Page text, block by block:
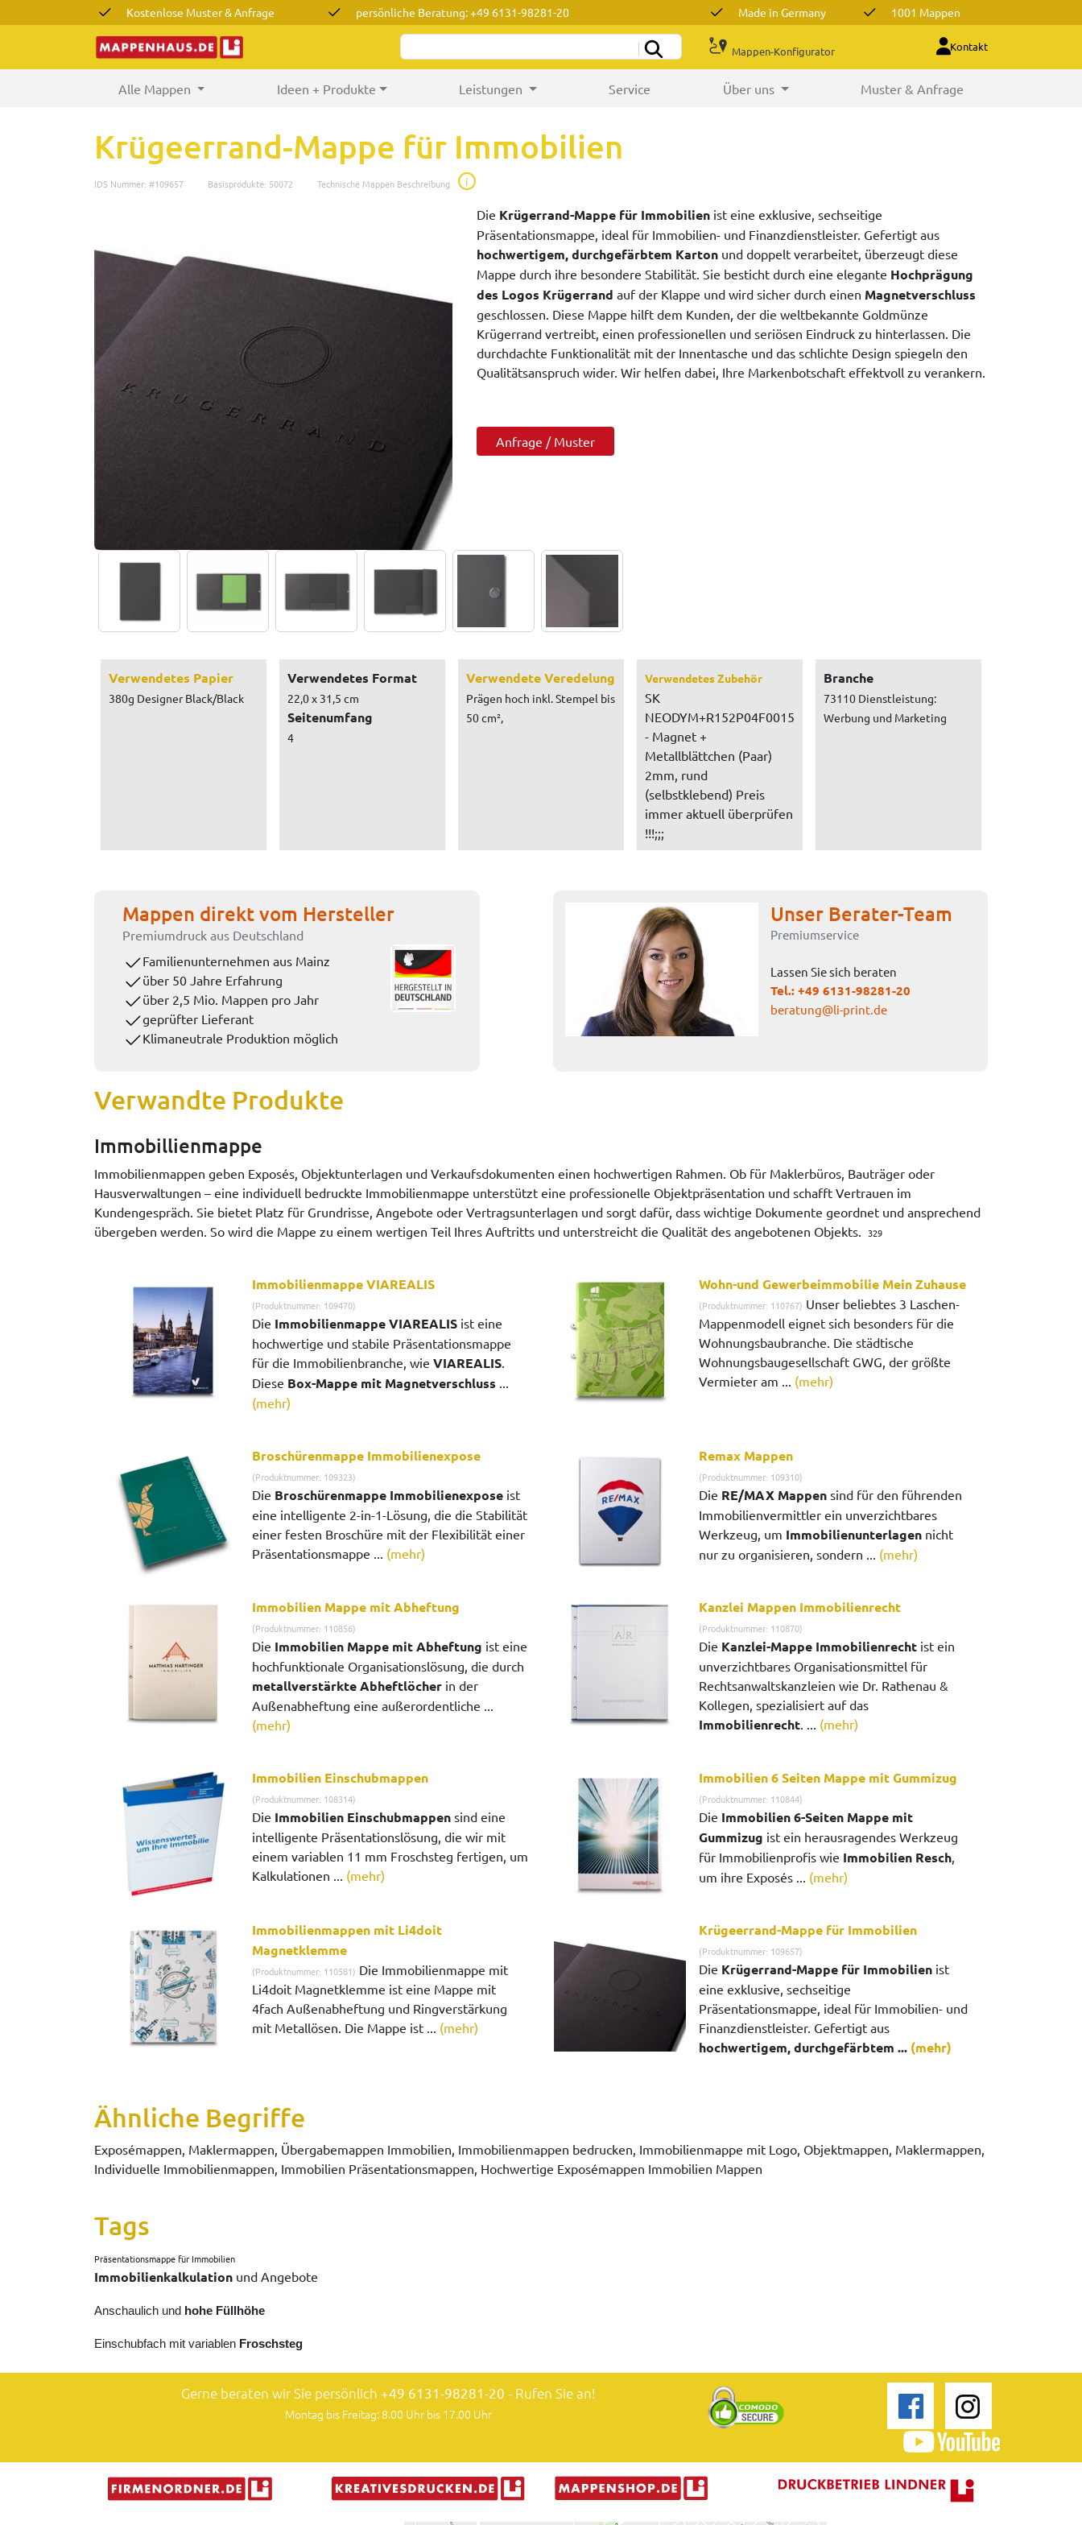
Kostenlose Muster & Anfrage persönliche Beratung: +49 6131-98281-20 Made in Germany 1001 Mappen
Mappen-Konfigurator Kontakt
Alle Mappen (current) Ideen + Produkte Leistungen Service Über uns Muster & Anfrage
Krügeerrand-Mappe für Immobilien
IDS Nummer: #109657 Basisprodukte: 50072 Technische Mappen Beschreibung i
Die Krügerrand-Mappe für Immobilien ist eine exklusive, sechseitige
Präsentationsmappe, ideal für Immobilien- und Finanzdienstleister. Gefertigt aus
hochwertigem, durchgefärbtem Karton und doppelt verarbeitet, überzeugt diese
Mappe durch ihre besondere Stabilität. Sie besticht durch eine elegante Hochprägung
des Logos Krügerrand auf der Klappe und wird sicher durch einen Magnetverschluss
geschlossen. Diese Mappe hilft dem Kunden, der die weltbekannte Goldmünze
Krügerrand vertreibt, einen professionellen und seriösen Eindruck zu hinterlassen. Die
durchdachte Funktionalität mit der Innentasche und das schlichte Design spiegeln den
Qualitätsanspruch wider. Wir helfen dabei, Ihre Markenbotschaft effektvoll zu verankern.
Anfrage / Muster
Verwendetes Papier
380g Designer Black/Black
Verwendetes Format
22,0 x 31,5 cm
Seitenumfang
4
Verwendete Veredelung
Prägen hoch inkl. Stempel bis
50 cm²,
Verwendetes Zubehör
SK
NEODYM+R152P04F0015
- Magnet +
Metallblättchen (Paar)
2mm, rund
(selbstklebend) Preis
immer aktuell überprüfen
!!!;;;
Branche
73110 Dienstleistung:
Werbung und Marketing
Mappen direkt vom Hersteller
Premiumdruck aus Deutschland
Familienunternehmen aus Mainz
über 50 Jahre Erfahrung
über 2,5 Mio. Mappen pro Jahr
geprüfter Lieferant
Klimaneutrale Produktion möglich
Unser Berater-Team
Premiumservice
Lassen Sie sich beraten
Tel.: +49 6131-98281-20
beratung@li-print.de
Verwandte Produkte
Immobillienmappe
Immobilienmappen geben Exposés, Objektunterlagen und Verkaufsdokumenten einen hochwertigen Rahmen. Ob für Maklerbüros, Bauträger oder
Hausverwaltungen – eine individuell bedruckte Immobilienmappe unterstützt eine professionelle Objektpräsentation und schafft Vertrauen im
Kundengespräch. Sie bietet Platz für Grundrisse, Angebote oder Vertragsunterlagen und sorgt dafür, dass wichtige Dokumente geordnet und ansprechend
übergeben werden. So wird die Mappe zu einem wertigen Teil Ihres Auftritts und unterstreicht die Qualität des angebotenen Objekts.
329
Immobilienmappe VIAREALIS
(Produktnummer: 109470)
Die Immobilienmappe VIAREALISist eine
hochwertige und stabile Präsentationsmappe
für die Immobilienbranche, wie VIAREALIS.
Diese Box-Mappe mit Magnetverschluss
(mehr)
Wohn-und Gewerbeimmobilie Mein Zuhause
(Produktnummer: 110767) Unser beliebtes 3 Laschen-
Mappenmodell eignet sich besonders für die
Wohnungsbaubranche. Die städtische
Wohnungsbaugesellschaft GWG, der größte
Vermieter am ... (mehr)
Broschürenmappe Immobilienexpose
(Produktnummer: 109323)
Die Broschürenmappe Immobilienexposeist
eine intelligente 2-in-1-Lösung, die die Stabilität
einer festen Broschüre mit der Flexibilität einer
Präsentationsmappe ... (mehr)
Remax Mappen
(Produktnummer: 109310)
Die RE/MAX Mappensind für den führenden
Immobilienvermittler ein unverzichtbares
Werkzeug, um Immobilienunterlagennicht
nur zu organisieren, sondern ... (mehr)
Immobilien Mappe mit Abheftung
(Produktnummer: 110856)
Die Immobilien Mappe mit Abheftung ist eine
hochfunktionale Organisationslösung, die durch
metallverstärkte Abheftlöcherin der
Außenabheftung eine außerordentliche ...
(mehr)
Kanzlei Mappen Immobilienrecht
(Produktnummer: 110870)
Die Kanzlei-Mappe Immobilienrechtist ein
unverzichtbares Organisationsmittel für
Rechtsanwaltskanzleien wie Dr. Rathenau &
Kollegen, spezialisiert auf das
Immobilienrecht. ... (mehr)
Immobilien Einschubmappen
(Produktnummer: 108314)
Die Immobilien Einschubmappensind eine
intelligente Präsentationslösung, die wir mit
einem variablen 11 mm Froschsteg fertigen, um
Kalkulationen ... (mehr)
Immobilien 6 Seiten Mappe mit Gummizug
(Produktnummer: 110844)
Die Immobilien 6-Seiten Mappe mit
Gummizug ist ein herausragendes Werkzeug
für Immobilienprofis wie Immobilien Resch,
um ihre Exposés ... (mehr)
Immobilienmappen mit Li4doit
Magnetklemme
(Produktnummer: 110581) Die Immobilienmappe mit
Li4doit Magnetklemme ist eine Mappe mit
4fach Außenabheftung und Ringverstärkung
mit Metallösen. Die Mappe ist ... (mehr)
Krügeerrand-Mappe für Immobilien
(Produktnummer: 109657)
Die Krügerrand-Mappe für Immobilienist
eine exklusive, sechseitige
Präsentationsmappe, ideal für Immobilien- und
Finanzdienstleister. Gefertigt aus
hochwertigem, durchgefärbtem ... (mehr)
Ähnliche Begriffe
Exposémappen, Maklermappen, Übergabemappen Immobilien, Immobilienmappen bedrucken, Immobilienmappe mit Logo, Objektmappen, Maklermappen,
Individuelle Immobilienmappen, Immobilien Präsentationsmappen, Hochwertige Exposémappen Immobilien Mappen
Tags
Präsentationsmappe für Immobilien
Immobilienkalkulation und Angebote
Anschaulich und hohe Füllhöhe
Einschubfach mit variablen Froschsteg
Gerne beraten wir Sie persönlich +49 6131-98281-20 - Rufen Sie an!
Montag bis Freitag: 8.00 Uhr bis 17.00 Uhr